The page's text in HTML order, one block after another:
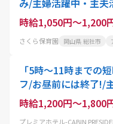
時給1,050円～1,200
さくら保育園 岡山県 総社市
「5時〜11時までの
フ/お昼前には終了!/
時給1,200円～1,800
プレミアホテル-CABIN